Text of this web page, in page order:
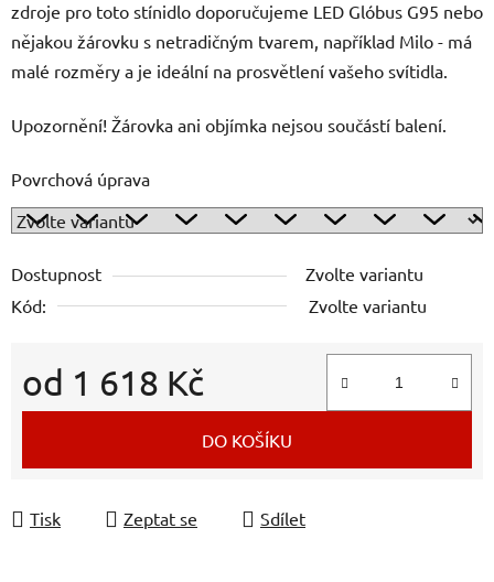
zdroje pro toto stínidlo doporučujeme LED Glóbus G95 nebo
nějakou žárovku s netradičným tvarem, například Milo - má
malé rozměry a je ideální na prosvětlení vašeho svítidla.
Upozornění! Žárovka ani objímka nejsou součástí balení.
Povrchová úprava
Dostupnost
Zvolte variantu
Kód:
Zvolte variantu
od 1 618 Kč
Měrná cena:
DO KOŠÍKU
Tisk Zeptat se Sdílet